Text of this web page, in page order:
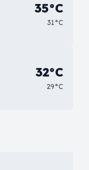
35°C
31°C
32°C
29°C